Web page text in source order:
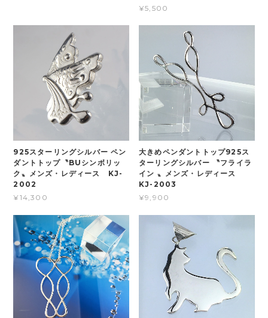
¥5,500
925スターリングシルバー ペン
ダントトップ〝BUシンボリッ
ク〟メンズ・レディース KJ-
2002
¥14,300
大きめペンダントトップ925ス
ターリングシルバー 〝フライラ
イン 〟メンズ・レディース
KJ-2003
¥9,900